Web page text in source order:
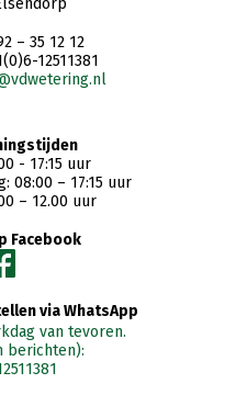
– 35 12 12
12511381
- 17:15 uur
08:00 – 17:15 uur
– 12.00 uur
Facebook
via WhatsApp
van tevoren.
berichten):